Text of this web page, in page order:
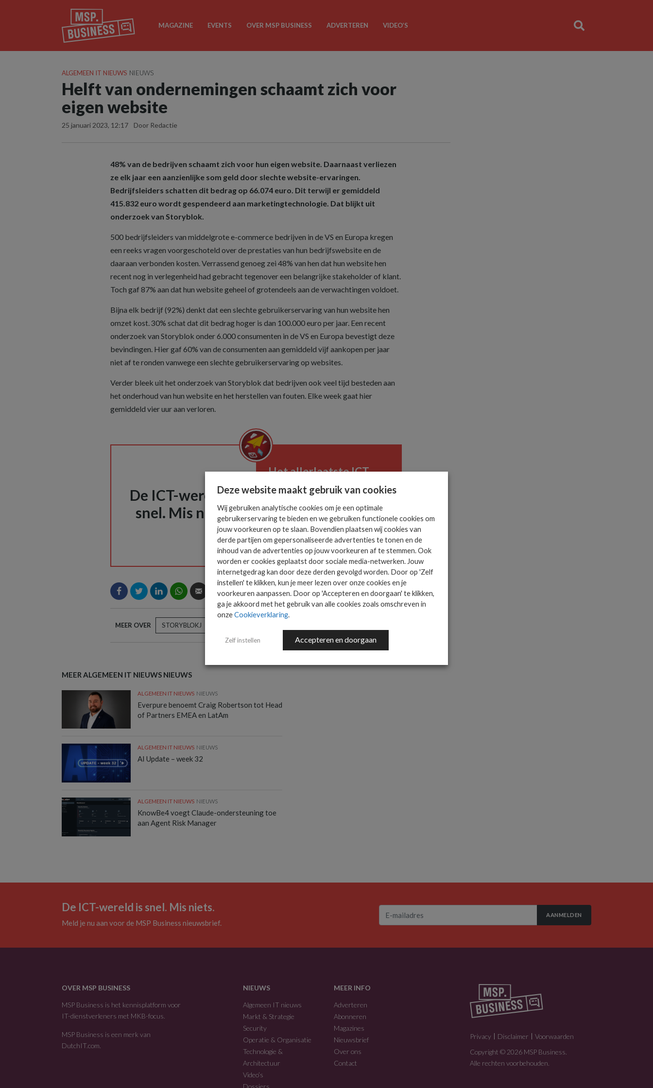
MAGAZINE EVENTS OVER MSP BUSINESS ADVERTEREN VIDEO’S
ALGEMEEN IT NIEUWS NIEUWS
Helft van ondernemingen schaamt zich voor
eigen website
25 januari 2023, 12:17 Door Redactie
48% van de bedrijven schaamt zich voor hun eigen website. Daarnaast verliezen
ze elk jaar een aanzienlijke som geld door slechte website-ervaringen.
Bedrijfsleiders schatten dit bedrag op 66.074 euro. Dit terwijl er gemiddeld
415.832 euro wordt gespendeerd aan marketingtechnologie. Dat blijkt uit
onderzoek van Storyblok.
500 bedrijfsleiders van middelgrote e-commerce bedrijven in de VS en Europa kregen
een reeks vragen voorgeschoteld over de prestaties van hun bedrijfswebsite en de
daaraan verbonden kosten. Verrassend genoeg zei 48% van hen dat hun website hen
recent nog in verlegenheid had gebracht tegenover een belangrijke stakeholder of klant.
Toch gaf 87% aan dat hun website geheel of grotendeels aan de verwachtingen voldoet.
Bijna elk bedrijf (92%) denkt dat een slechte gebruikerservaring van hun website hen
omzet kost. 30% schat dat dit bedrag hoger is dan 100.000 euro per jaar. Een recent
onderzoek van Storyblok onder 6.000 consumenten in de VS en Europa bevestigt deze
bevindingen. Hier gaf 60% van de consumenten aan gemiddeld vijf aankopen per jaar
niet af te ronden vanwege een slechte gebruikerservaring op websites.
Verder bleek uit het onderzoek van Storyblok dat bedrijven ook veel tijd besteden aan
het onderhoud van hun website en het herstellen van fouten. Elke week gaat hier
gemiddeld vier uur aan verloren.
De ICT-wereld is
snel. Mis niets.
Het allerlaatste ICT
nieuws in jouw mailbox
MEER OVER STORYBLOKJ
MEER ALGEMEEN IT NIEUWS NIEUWS
ALGEMEEN IT NIEUWS NIEUWS
Everpure benoemt Craig Robertson tot Head
of Partners EMEA en LatAm
ALGEMEEN IT NIEUWS NIEUWS
AI Update – week 32
ALGEMEEN IT NIEUWS NIEUWS
KnowBe4 voegt Claude-ondersteuning toe
aan Agent Risk Manager
De ICT-wereld is snel. Mis niets.
Meld je nu aan voor de MSP Business nieuwsbrief.
AANMELDEN
OVER MSP BUSINESS
MSP Business is het kennisplatform voor
IT-dienstverleners met MKB-focus.
MSP Business is een merk van
DutchIT.com
NIEUWS
Algemeen IT nieuws
Markt & Strategie
Security
Operatie & Organisatie
Technologie &
Architectuur
Video’s
Dossiers
MEER INFO
Adverteren
Abonneren
Magazines
Nieuwsbrief
Over ons
Contact
Privacy Disclaimer
Voorwaarden
Copyright © 2026 MSP Business.
Alle rechten voorbehouden.
Deze website maakt gebruik van cookies
Wij gebruiken analytische cookies om je een optimale
gebruikerservaring te bieden en we gebruiken functionele cookies om
jouw voorkeuren op te slaan. Bovendien plaatsen wij cookies van
derde partijen om gepersonaliseerde advertenties te tonen en de
inhoud van de advertenties op jouw voorkeuren af te stemmen. Ook
worden er cookies geplaatst door sociale media-netwerken. Jouw
internetgedrag kan door deze derden gevolgd worden. Door op 'Zelf
instellen' te klikken, kun je meer lezen over onze cookies en je
voorkeuren aanpassen. Door op 'Accepteren en doorgaan' te klikken,
ga je akkoord met het gebruik van alle cookies zoals omschreven in
onzeCookieverklaring.
Zelf instellen Accepteren en doorgaan